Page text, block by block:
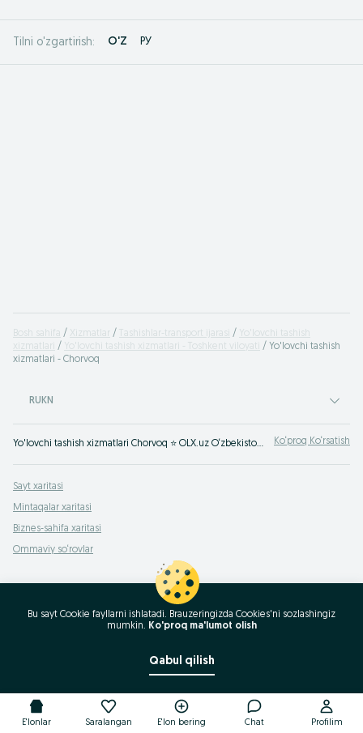
Tilni o'zgartirish: O'Z РУ
Bosh sahifa Xizmatlar Tashishlar-transport ijarasi
Yo'lovchi tashish
xizmatlari
Yo'lovchi tashish xizmatlari - Toshkent viloyati
Yo'lovchi tashish
xizmatlari - Chorvoq
RUKN
Yo'lovchi tashish xizmatlari Chorvoq ⭐ OLX.uz O‘zbekiston e‘lonlar taxtasida tez va oson xizmatni topish yoki ko‘rsatish mumkin ✔️ Eng yaxshi xizmatni OLX.uzda toping! Ko‘proq Ko‘rsatish
Sayt xaritasi
Mintaqalar xaritasi
Biznes-sahifa xaritasi
Ommaviy so‘rovlar
E'lonlar Saralangan E'lon bering Chat Profilim
Bu sayt Cookie fayllarni ishlatadi. Brauzeringizda Cookies'ni sozlashingiz
mumkin. Ko'proq ma'lumot olish
Qabul qilish